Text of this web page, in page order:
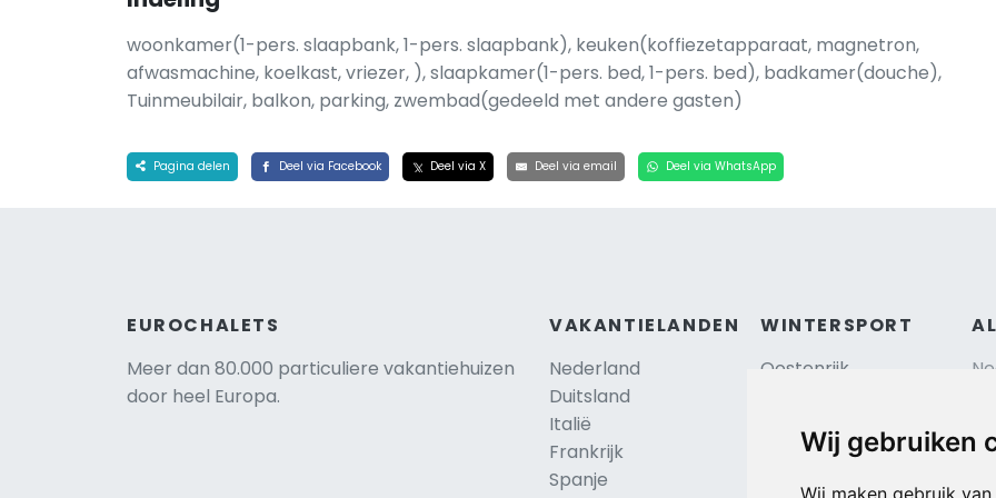
Wij gebruiken
Wij maken gebruik
woonkamer(1-pers. slaapbank, 1-pers. slaapbank), keuken(koffiezetapparaat, magnetron,
afwasmachine, koelkast, vriezer, ), slaapkamer(1-pers. bed, 1-pers. bed), badkamer(douche),
Tuinmeubilair, balkon, parking, zwembad(gedeeld met andere gasten)
Pagina delen Deel via Facebook Deel via X Deel via email Deel via WhatsApp
EUROCHALETS
Meer dan 80.000 particuliere vakantiehuizen
door heel Europa.
VAKANTIELANDEN
Nederland
Duitsland
Italië
Frankrijk
Spanje
WINTERSPORT
Oostenrijk
Zwitserland
Tsjechië
TIP
Duitsland